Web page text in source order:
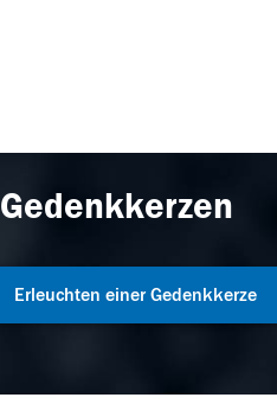
Gedenkkerzen
Erleuchten einer Gedenkkerze